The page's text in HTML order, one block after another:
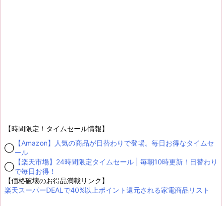
【時間限定！タイムセール情報】
◯
【Amazon】人気の商品が日替わりで登場。毎日お得なタイムセ
ール
◯
【楽天市場】24時間限定タイムセール | 毎朝10時更新！日替わり
で毎日お得！
【価格破壊のお得品満載リンク】
楽天スーパーDEALで40%以上ポイント還元される家電商品リスト